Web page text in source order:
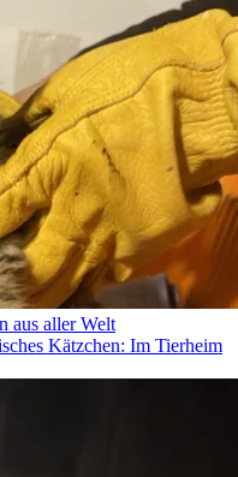
aus aller Welt
Kätzchen: Im Tierheim